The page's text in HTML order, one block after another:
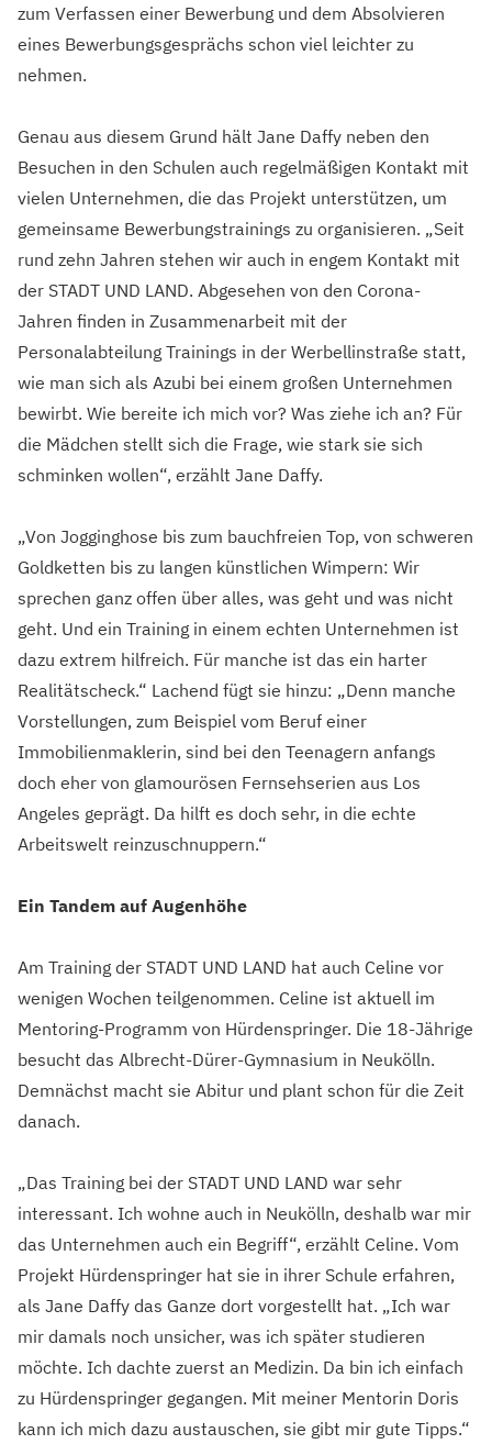
zum Verfassen einer Bewerbung und dem Absolvieren
eines Bewerbungsgesprächs schon viel leichter zu
nehmen.
Genau aus diesem Grund hält Jane Daffy neben den
Besuchen in den Schulen auch regelmäßigen Kontakt mit
vielen Unternehmen, die das Projekt unterstützen, um
gemeinsame Bewerbungstrainings zu organisieren. „Seit
rund zehn Jahren stehen wir auch in engem Kontakt mit
der STADT UND LAND. Abgesehen von den Corona-
Jahren finden in Zusammenarbeit mit der
Personalabteilung Trainings in der Werbellinstraße statt,
wie man sich als Azubi bei einem großen Unternehmen
bewirbt. Wie bereite ich mich vor? Was ziehe ich an? Für
die Mädchen stellt sich die Frage, wie stark sie sich
schminken wollen“, erzählt Jane Daffy.
„Von Jogginghose bis zum bauchfreien Top, von schweren
Goldketten bis zu langen künstlichen Wimpern: Wir
sprechen ganz offen über alles, was geht und was nicht
geht. Und ein Training in einem echten Unternehmen ist
dazu extrem hilfreich. Für manche ist das ein harter
Realitätscheck.“ Lachend fügt sie hinzu: „Denn manche
Vorstellungen, zum Beispiel vom Beruf einer
Immobilienmaklerin, sind bei den Teenagern anfangs
doch eher von glamourösen Fernsehserien aus Los
Angeles geprägt. Da hilft es doch sehr, in die echte
Arbeitswelt reinzuschnuppern.“
Ein Tandem auf Augenhöhe
Am Training der STADT UND LAND hat auch Celine vor
wenigen Wochen teilgenommen. Celine ist aktuell im
Mentoring-Programm von Hürdenspringer. Die 18-Jährige
besucht das Albrecht-Dürer-Gymnasium in Neukölln.
Demnächst macht sie Abitur und plant schon für die Zeit
danach.
„Das Training bei der STADT UND LAND war sehr
interessant. Ich wohne auch in Neukölln, deshalb war mir
das Unternehmen auch ein Begriff“, erzählt Celine. Vom
Projekt Hürdenspringer hat sie in ihrer Schule erfahren,
als Jane Daffy das Ganze dort vorgestellt hat. „Ich war
mir damals noch unsicher, was ich später studieren
möchte. Ich dachte zuerst an Medizin. Da bin ich einfach
zu Hürdenspringer gegangen. Mit meiner Mentorin Doris
kann ich mich dazu austauschen, sie gibt mir gute Tipps.“